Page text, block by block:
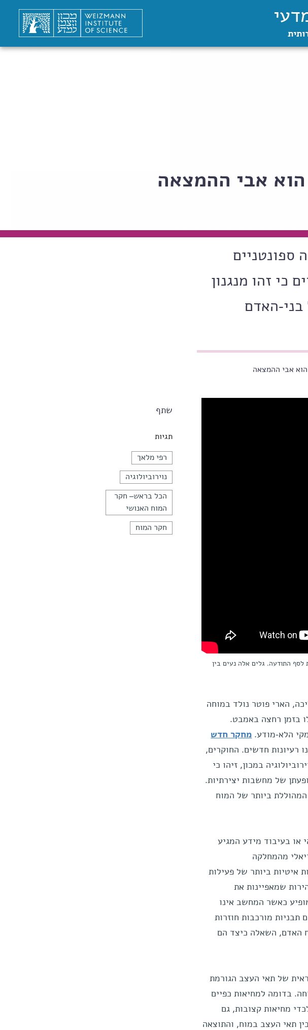
הוא אבי ההמצאה
ספונטניים
כי זהו מנגנון
בני-האדם
אבי ההמצאה
שתף
תגיות
רפי מלאך
נוירוביולוגיה
הכל בראש– חקר
המוח האנושי
חקר המוח
לסף התודעה. גלים אלה נעים בין
הארי פוטר נולד במוחה
בזמן רחצה באמבט.
הלא-מודע. מחקר חדש
רעיונות חדשים. החוקרים,
במכון, זיהו כי
של מחשבות יצירתיות.
המהוללת ביותר של המוח
או בעיבוד מידע המגיע
אריאלי מהמחלקה
איטיות ביותר של פעילות
שמאפיינות את
כאשר המחשב אינו
תבניות מורכבות חוזרות
האדם, השאלה כיצד הם
של תאי העצב הגורמת
בדומה למחיאות כפיים
מחיאות קצובות, גם
תאי העצב במוח, והתוצאה